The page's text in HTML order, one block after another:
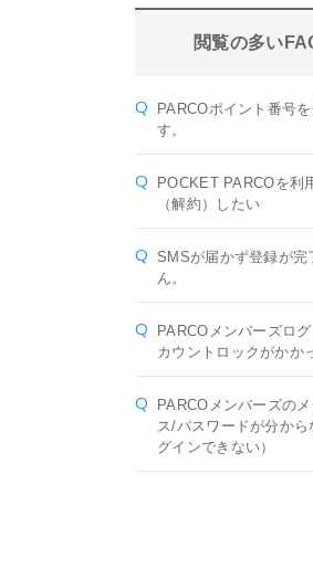
閲覧の多い
PARCOポイント番号
す。
POCKET PARCOを利
（解約）したい
SMSが届かず登録が完
ん。
PARCOメンバーズロ
カウントロックがかか
PARCOメンバーズの
ス/パスワードが分から
グインできない）